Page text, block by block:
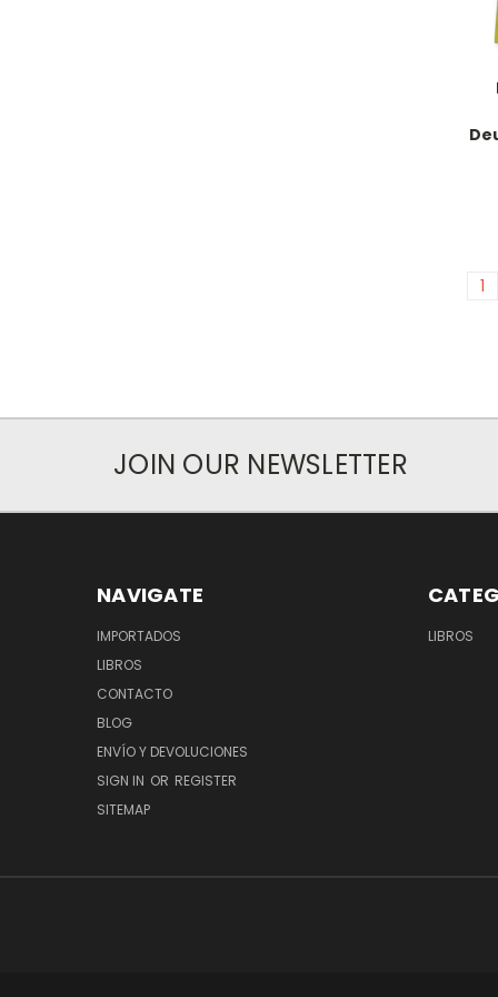
1
JOIN OUR NEWSLETTER
NAVIGATE
IMPORTADOS
LIBROS
CONTACTO
BLOG
ENVÍO Y DEVOLUCIONES
SIGN IN OR REGISTER
SITEMAP
LIBROS